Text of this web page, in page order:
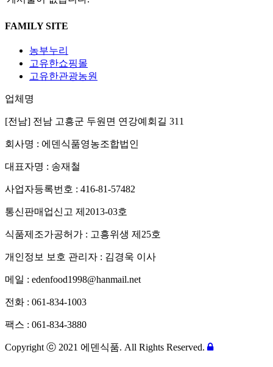
FAMILY SITE
농부누리
고유한쇼핑몰
고유한관광농원
업체명
[전남] 전남 고흥군 두원면 연강예회길 311
회사명 : 에덴식품영농조합법인
대표자명 : 송재철
사업자등록번호 : 416-81-57482
통신판매업신고 제2013-03호
식품제조가공허가 : 고흥위생 제25호
개인정보 보호 관리자 : 김경욱 이사
메일 : edenfood1998@hanmail.net
전화 : 061-834-1003
팩스 : 061-834-3880
Copyright ⓒ 2021 에덴식품. All Rights Reserved.